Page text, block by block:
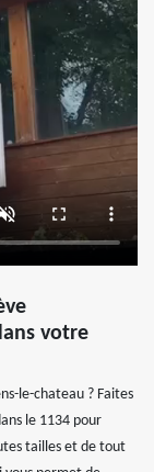
votre
le-chateau ? Faites
le 1134 pour
tailles et de tout